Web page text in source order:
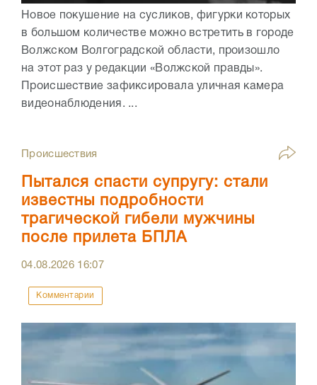
Новое покушение на сусликов, фигурки которых
в большом количестве можно встретить в городе
Волжском Волгоградской области, произошло
на этот раз у редакции «Волжской правды».
Происшествие зафиксировала уличная камера
видеонаблюдения. ...
Происшествия
Пытался спасти супругу: стали
известны подробности
трагической гибели мужчины
после прилета БПЛА
04.08.2026 16:07
Комментарии